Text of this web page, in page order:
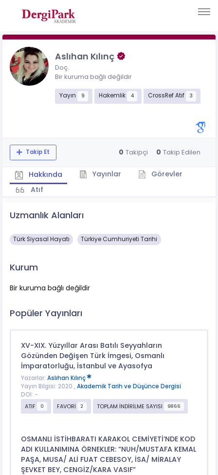
Aslıhan Kılınç
Doç.
Bir kuruma bağlı değildir
Yayın 9 Hakemlik 4 CrossRef Atıf 3
Takip Et 0 Takipçi 0 Takip Edilen
Hakkında Yayınlar
Görevler
Atıf
Uzmanlık Alanları
Türk Siyasal Hayatı Türkiye Cumhuriyeti Tarihi
Kurum
Bir kuruma bağlı değildir
Popüler Yayınları
XV-XIX. Yüzyıllar Arası Batılı Seyyahların
Gözünden Değişen Türk İmgesi, Osmanlı
İmparatorluğu, İstanbul ve Ayasofya
Yazarlar: Aslıhan Kılınç
Yayın Bilgisi: 2020 , Akademik Tarih ve Düşünce Dergisi
DOI: -
ATIF
0 FAVORİ 2 TOPLAM İNDİRİLME SAYISI 9866
OSMANLI İSTİHBARATI KARAKOL CEMİYETİ’NDE KOD
ADI KULLANIMINA ÖRNEKLER: “NUH/MUSTAFA KEMAL
PAŞA, MUSA/ ALİ FUAT CEBESOY, İSA/ MİRALAY
ŞEVKET BEY, CENGİZ/KARA VASIF”